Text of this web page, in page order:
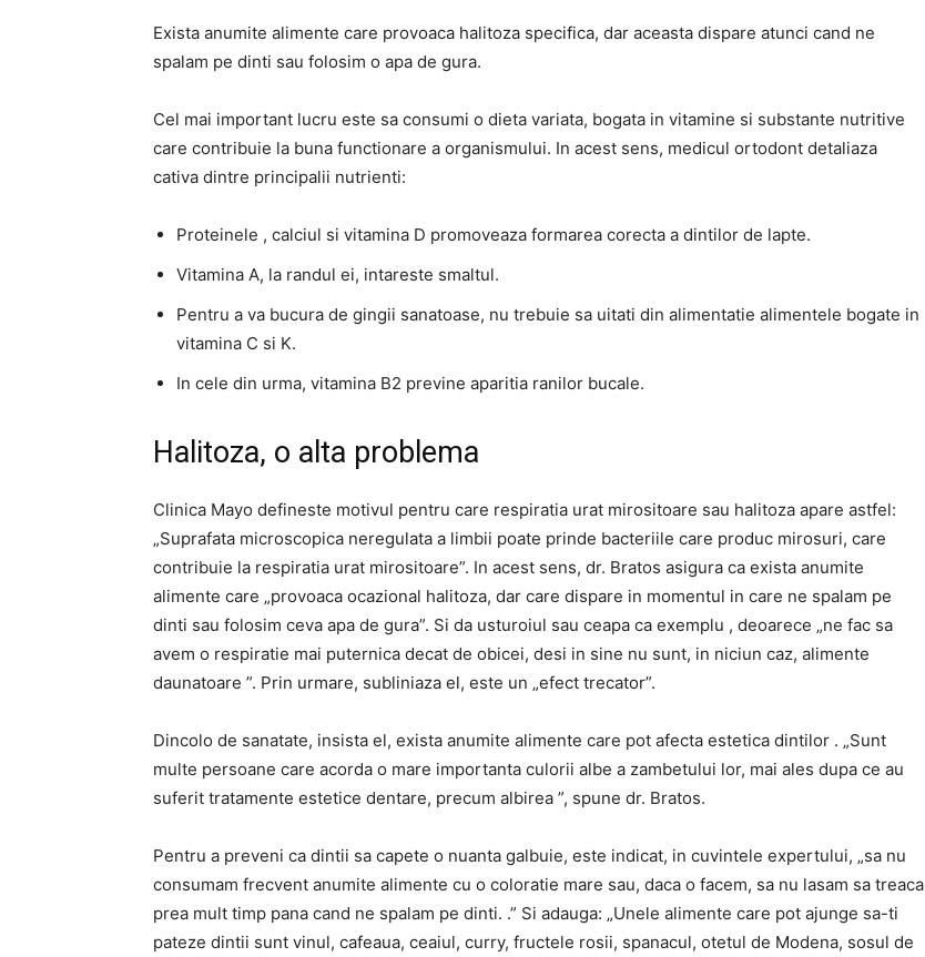
Exista anumite alimente care provoaca halitoza specifica, dar aceasta dispare atunci cand ne
spalam pe dinti sau folosim o apa de gura.
Cel mai important lucru este sa consumi o dieta variata, bogata in vitamine si substante nutritive
care contribuie la buna functionare a organismului. In acest sens, medicul ortodont detaliaza
cativa dintre principalii nutrienti:
Proteinele , calciul si vitamina D promoveaza formarea corecta a dintilor de lapte.
Vitamina A, la randul ei, intareste smaltul.
Pentru a va bucura de gingii sanatoase, nu trebuie sa uitati din alimentatie alimentele bogate in
vitamina C si K.
In cele din urma, vitamina B2 previne aparitia ranilor bucale.
Halitoza, o alta problema
Clinica Mayo defineste motivul pentru care respiratia urat mirositoare sau halitoza apare astfel:
„Suprafata microscopica neregulata a limbii poate prinde bacteriile care produc mirosuri, care
contribuie la respiratia urat mirositoare”. In acest sens, dr. Bratos asigura ca exista anumite
alimente care „provoaca ocazional halitoza, dar care dispare in momentul in care ne spalam pe
dinti sau folosim ceva apa de gura”. Si da usturoiul sau ceapa ca exemplu , deoarece „ne fac sa
avem o respiratie mai puternica decat de obicei, desi in sine nu sunt, in niciun caz, alimente
daunatoare ”. Prin urmare, subliniaza el, este un „efect trecator”.
Dincolo de sanatate, insista el, exista anumite alimente care pot afecta estetica dintilor . „Sunt
multe persoane care acorda o mare importanta culorii albe a zambetului lor, mai ales dupa ce au
suferit tratamente estetice dentare, precum albirea ”, spune dr. Bratos.
Pentru a preveni ca dintii sa capete o nuanta galbuie, este indicat, in cuvintele expertului, „sa nu
consumam frecvent anumite alimente cu o coloratie mare sau, daca o facem, sa nu lasam sa treaca
prea mult timp pana cand ne spalam pe dinti. .” Si adauga: „Unele alimente care pot ajunge sa-ti
pateze dintii sunt vinul, cafeaua, ceaiul, curry, fructele rosii, spanacul, otetul de Modena, sosul de